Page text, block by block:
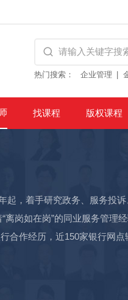
热门搜索： 企业管理
找课程 版权课程
，着手研究政务、服务投
岗如在岗”的同业服务管理
合作经历，近150家银行网
游农商行、山东省农村信用
规范化服务提升、厅堂管理